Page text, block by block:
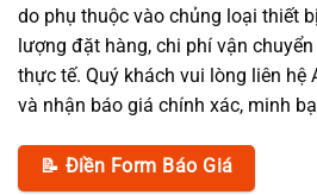
do phụ thuộc vào chủng loại thiết
lượng đặt hàng, chi phí vận
thực tế. Quý khách vui lòng liên hệ
và nhận báo giá chính xác, minh
📝 Điền Form Báo Giá